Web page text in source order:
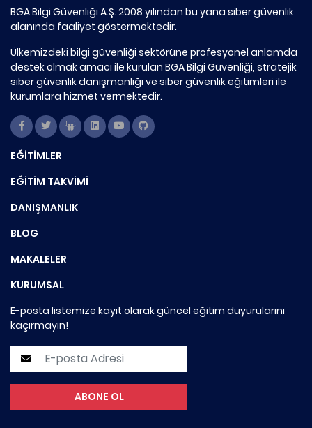
BGA Bilgi Güvenliği A.Ş. 2008 yılından bu yana siber güvenlik
alanında faaliyet göstermektedir.
Ülkemizdeki bilgi güvenliği sektörüne profesyonel anlamda
destek olmak amacı ile kurulan BGA Bilgi Güvenliği, stratejik
siber güvenlik danışmanlığı ve siber güvenlik eğitimleri ile
kurumlara hizmet vermektedir.
EĞİTİMLER
EĞİTİM TAKVİMİ
DANIŞMANLIK
BLOG
MAKALELER
KURUMSAL
E-posta listemize kayıt olarak güncel eğitim duyurularını
kaçırmayın!